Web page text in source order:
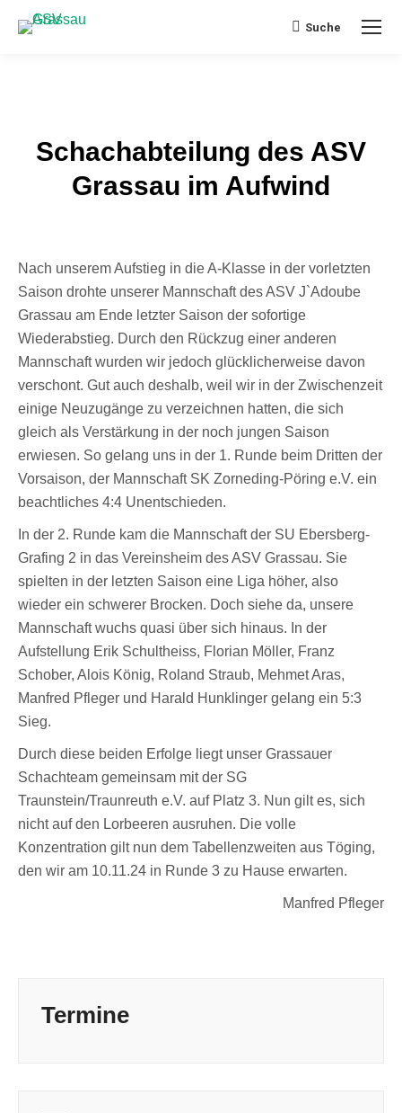
Search:
Suche
Schachabteilung des ASV
Grassau im Aufwind
Nach unserem Aufstieg in die A-Klasse in der vorletzten
Saison drohte unserer Mannschaft des ASV J`Adoube
Grassau am Ende letzter Saison der sofortige
Wiederabstieg. Durch den Rückzug einer anderen
Mannschaft wurden wir jedoch glücklicherweise davon
verschont. Gut auch deshalb, weil wir in der Zwischenzeit
einige Neuzugänge zu verzeichnen hatten, die sich
gleich als Verstärkung in der noch jungen Saison
erwiesen. So gelang uns in der 1. Runde beim Dritten der
Vorsaison, der Mannschaft SK Zorneding-Pöring e.V. ein
beachtliches 4:4 Unentschieden.
In der 2. Runde kam die Mannschaft der SU Ebersberg-
Grafing 2 in das Vereinsheim des ASV Grassau. Sie
spielten in der letzten Saison eine Liga höher, also
wieder ein schwerer Brocken. Doch siehe da, unsere
Mannschaft wuchs quasi über sich hinaus. In der
Aufstellung Erik Schultheiss, Florian Möller, Franz
Schober, Alois König, Roland Straub, Mehmet Aras,
Manfred Pfleger und Harald Hunklinger gelang ein 5:3
Sieg.
Durch diese beiden Erfolge liegt unser Grassauer
Schachteam gemeinsam mit der SG
Traunstein/Traunreuth e.V. auf Platz 3. Nun gilt es, sich
nicht auf den Lorbeeren ausruhen. Die volle
Konzentration gilt nun dem Tabellenzweiten aus Töging,
den wir am 10.11.24 in Runde 3 zu Hause erwarten.
Manfred Pfleger
Termine